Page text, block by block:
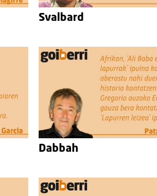
Svalbard
Dabbah